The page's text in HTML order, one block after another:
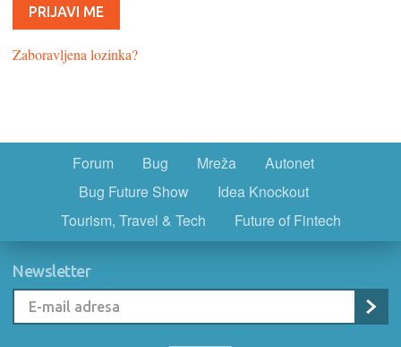
Zaboravljena lozinka?
Forum Bug Mreža
Autonet
Bug Future Show
Idea Knockout
Tourism, Travel & Tech
Future of Fintech
Newsletter